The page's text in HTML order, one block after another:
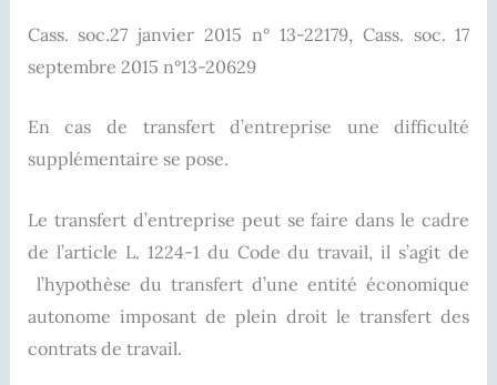
Cass. soc.27 janvier 2015 n° 13-22179, Cass. soc. 17
septembre 2015 n°13-20629
En cas de transfert d’entreprise une difficulté
supplémentaire se pose.
Le transfert d’entreprise peut se faire dans le cadre
de l’article L. 1224-1 du Code du travail, il s’agit de
l’hypothèse du transfert d’une entité économique
autonome imposant de plein droit le transfert des
contrats de travail.